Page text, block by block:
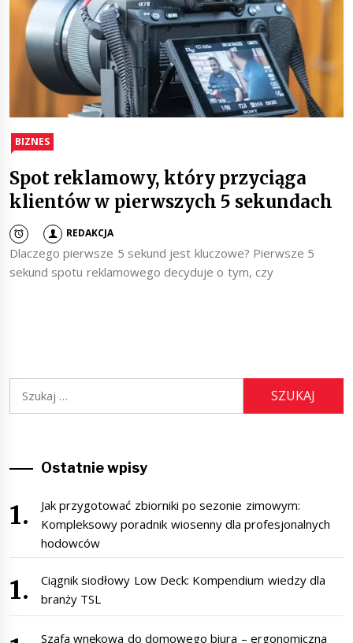
BIZNES
Spot reklamowy, który przyciąga
klientów w pierwszych 5 sekundach
REDAKCJA
Dlaczego pierwsze 5 sekund jest kluczowe? Pierwsze 5
sekund spotu reklamowego decyduje o tym, czy
Ostatnie wpisy
Jak przygotować zbiorniki po sezonie zimowym:
Kompleksowy poradnik wiosenny dla profesjonalnych
hodowców
Ciągnik siodłowy Low Deck: Kompendium wiedzy dla
branży TSL
Szafa wnękowa do domowego biura – ergonomiczna